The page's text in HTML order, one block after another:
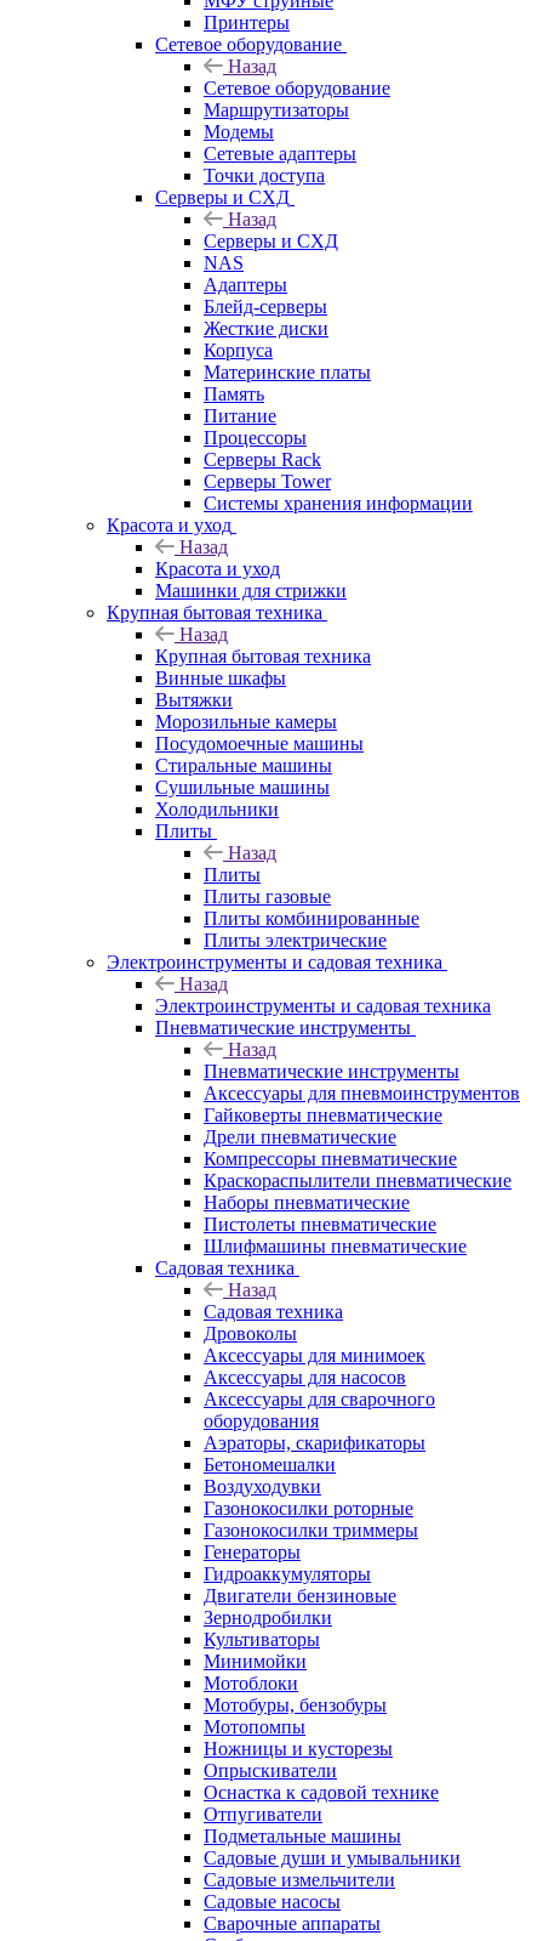
Принтеры
Сетевое оборудование
Назад
Сетевое оборудование
Маршрутизаторы
Модемы
Сетевые адаптеры
Точки доступа
Серверы и СХД
Назад
Серверы и СХД
NAS
Адаптеры
Блейд-серверы
Жесткие диски
Корпуса
Материнские платы
Память
Питание
Процессоры
Серверы Rack
Серверы Tower
Системы хранения информации
Красота и уход
Назад
Красота и уход
Машинки для стрижки
Крупная бытовая техника
Назад
Крупная бытовая техника
Винные шкафы
Вытяжки
Морозильные камеры
Посудомоечные машины
Стиральные машины
Сушильные машины
Холодильники
Плиты
Назад
Плиты
Плиты газовые
Плиты комбинированные
Плиты электрические
Электроинструменты и садовая техника
Назад
Электроинструменты и садовая техника
Пневматические инструменты
Назад
Пневматические инструменты
Аксессуары для пневмоинструментов
Гайковерты пневматические
Дрели пневматические
Компрессоры пневматические
Краскораспылители пневматические
Наборы пневматические
Пистолеты пневматические
Шлифмашины пневматические
Садовая техника
Назад
Садовая техника
Дровоколы
Аксессуары для минимоек
Аксессуары для насосов
Аксессуары для сварочного
оборудования
Аэраторы, скарификаторы
Бетономешалки
Воздуходувки
Газонокосилки роторные
Газонокосилки триммеры
Генераторы
Гидроаккумуляторы
Двигатели бензиновые
Зернодробилки
Культиваторы
Минимойки
Мотоблоки
Мотобуры, бензобуры
Мотопомпы
Ножницы и кусторезы
Опрыскиватели
Оснастка к садовой технике
Отпугиватели
Подметальные машины
Садовые души и умывальники
Садовые измельчители
Садовые насосы
Сварочные аппараты